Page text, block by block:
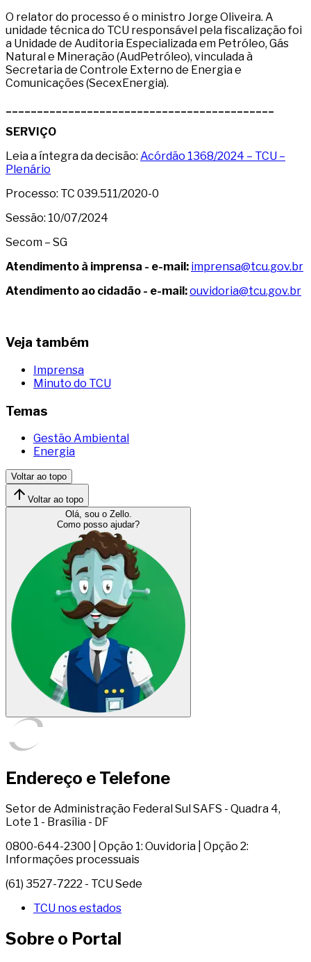
O relator do processo é o ministro Jorge Oliveira. A
unidade técnica do TCU responsável pela fiscalização foi
a Unidade de Auditoria Especializada em Petróleo, Gás
Natural e Mineração (AudPetróleo), vinculada à
Secretaria de Controle Externo de Energia e
Comunicações (SecexEnergia).
SERVIÇO
Leia a íntegra da decisão: Acórdão 1368/2024 – TCU –
Plenário
Processo: TC 039.511/2020-0
Sessão: 10/07/2024
Secom – SG
Atendimento à imprensa - e-mail: imprensa@tcu.gov.br
Atendimento ao cidadão - e-mail:ouvidoria@tcu.gov.br
Veja também
Imprensa
Minuto do TCU
Temas
Gestão Ambiental
Energia
Voltar ao topo
Voltar ao topo
Olá, sou o Zello.
Como posso ajudar?
Endereço e Telefone
Setor de Administração Federal Sul SAFS - Quadra 4,
Lote 1 - Brasília - DF
0800-644-2300 | Opção 1: Ouvidoria | Opção 2:
Informações processuais
(61) 3527-7222 - TCU Sede
TCU nos estados
Sobre o Portal